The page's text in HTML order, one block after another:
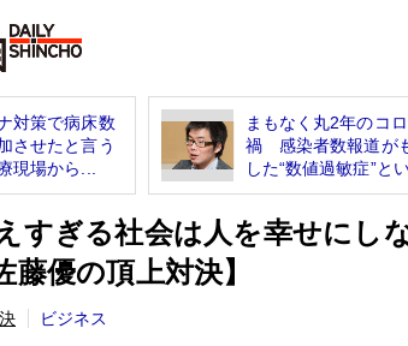
対策で病床数
させたと言う
現場から...
まもなく丸2年のコ
禍 感染者数報道が
した“数値過敏症”とい
すぎる社会は人を幸せに
藤優の頂上対決】
ビジネス